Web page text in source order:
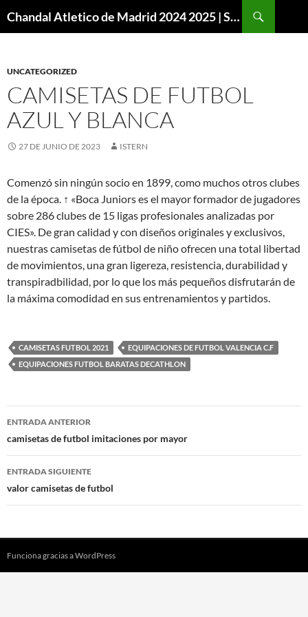
Chandal Atletico de Madrid 2024 2025 | SuperVigo
UNCATEGORIZED
CAMISETAS DE FUTBOL
AZUL Y BLANCA
27 DE JUNIO DE 2023 ISTERN
Comenzó sin ningún socio en 1899, como muchos otros clubes
de la época. ↑ «Boca Juniors es el mayor formador de jugadores
sobre 286 clubes de 15 ligas profesionales analizadas por
CIES». De gran calidad y con diseños originales y exclusivos,
nuestras camisetas de fútbol de niño ofrecen una total libertad
de movimientos, una gran ligereza, resistencia, durabilidad y
transpiradbilidad, por lo que los más pequeños disfrutarán de
la máxima comodidad en sus entrenamientos y partidos.
CAMISETAS FUTBOL 2021
EQUIPACIONES DE FUTBOL VALENCIA C.F
EQUIPACIONES FUTBOL BARATAS DECATHLON
Navegación
de
entradas
ENTRADA ANTERIOR
camisetas de futbol imitaciones por mayor
ENTRADA SIGUIENTE
valor camisetas de futbol
Funciona gracias a WordPress